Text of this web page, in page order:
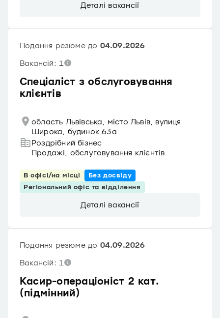
Деталі вакансії
Спеціаліст з обслуговування
клієнтів
Подання резюме до 04.09.2026
Вакансій: 1
область Львівська, місто Львів, вулиця
Широка, будинок 63а
Роздрібний бізнес
Продажі, обслуговування клієнтів
В офісі/на місці
Без досвіду
Регіональний офіс та відділення
Деталі вакансії
Касир-операціоніст 2 кат.
(підмінний)
Подання резюме до 04.09.2026
Вакансій: 1